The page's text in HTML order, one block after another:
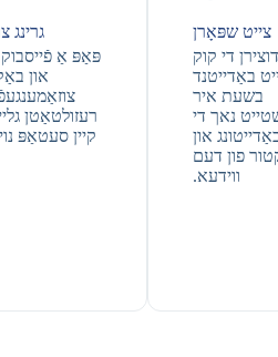
צייט שפּאָרן
די קוק
באַדייטנד
בשעת איר
נאך די
און
פון דעם
ווידעא.
גרינג
פּאַפּ אַ פֿייסבוק
און
רעזולטאַטן
קיין סעטאַפּ